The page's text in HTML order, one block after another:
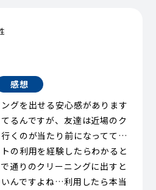
感想
グを出せる安心感があります
るんですが、友達は近場のク
くのが当たり前になってて…
の利用を経験したらわかると
通りのクリーニングに出すと
んですよね…利用したら本当